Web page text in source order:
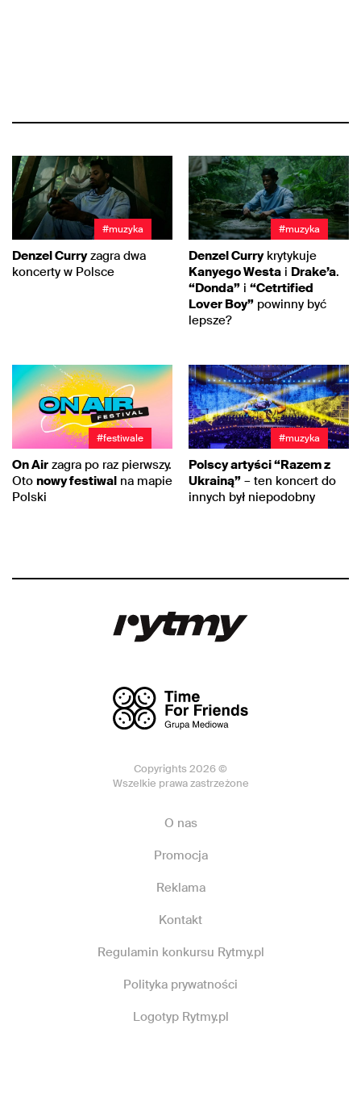
#muzyka
Denzel Curryzagra dwa
koncerty w Polsce
#muzyka
Denzel Currykrytykuje
Kanyego Westa i Drake’a.
“Donda” i “Cetrtified
Lover Boy” powinny być
lepsze?
#festiwale
On Air zagra po raz pierwszy.
Oto nowy festiwal na mapie
Polski
#muzyka
Polscy artyści “Razem z
Ukrainą” – ten koncert do
innych był niepodobny
Copyrights 2026 ©
Wszelkie prawa zastrzeżone
O nas
Promocja
Reklama
Kontakt
Regulamin konkursu Rytmy.pl
Polityka prywatności
Logotyp Rytmy.pl